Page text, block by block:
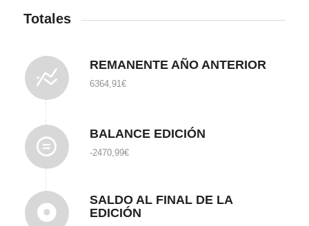
Totales
REMANENTE AÑO ANTERIOR
6364,91 €
BALANCE EDICIÓN
-2470,99€
SALDO AL FINAL DE LA
EDICIÓN